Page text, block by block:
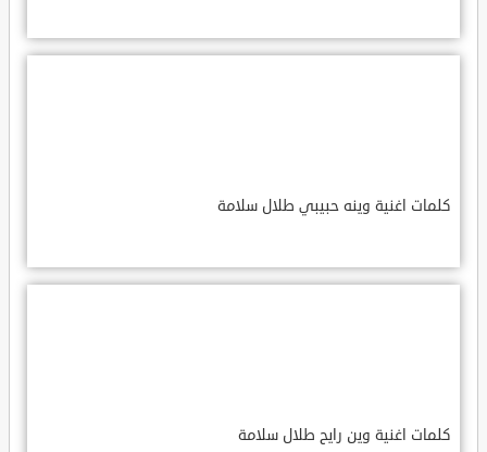
كلمات اغنية وينه حبيبي طلال سلامة
كلمات اغنية وين رايح طلال سلامة